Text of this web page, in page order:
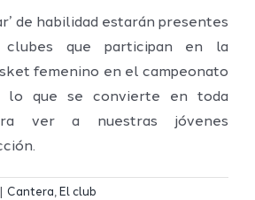
de habilidad estarán presentes
que participan en la
femenino en el campeonato
lo que se convierte en toda
ver a nuestras jóvenes
Cantera, El club